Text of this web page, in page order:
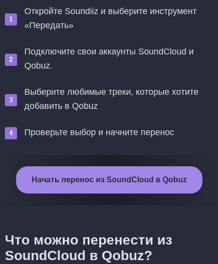
Откройте Soundiiz и выберите инструмент
«Передать»
Подключите свои аккаунты SoundCloud и
Qobuz.
Выберите любимые треки, которые хотите
добавить в Qobuz
Проверьте выбор и начните перенос
Начать перенос из SoundCloud в Qobuz
Что можно перенести из
SoundCloud в Qobuz?